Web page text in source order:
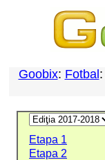
Goobix: Fotbal :
Etapa 1
Etapa 2